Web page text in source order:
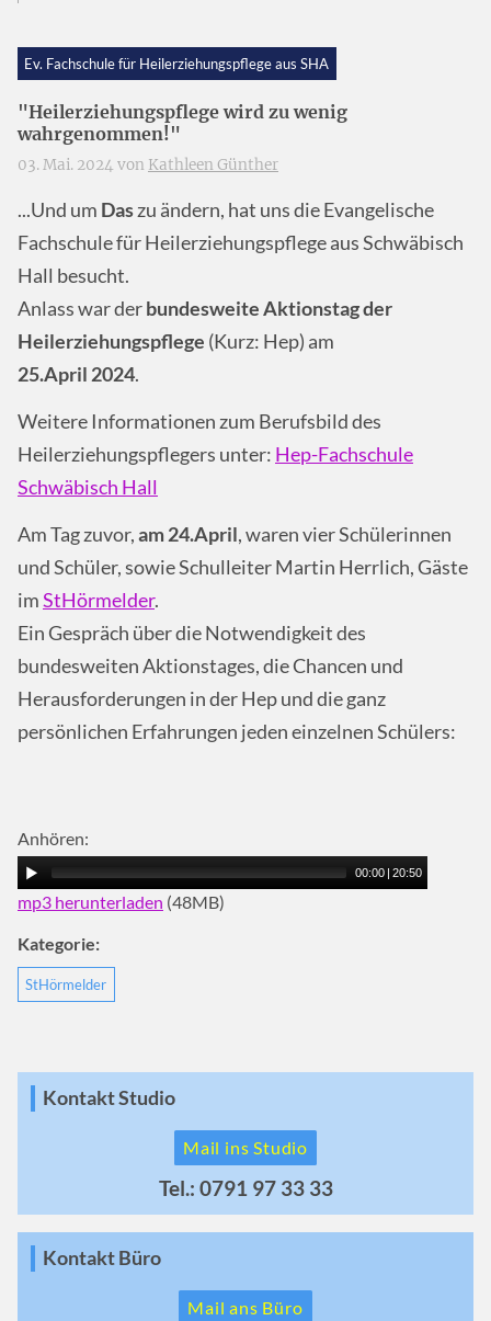
Ev. Fachschule für Heilerziehungspflege aus SHA
"Heilerziehungspflege wird zu wenig
wahrgenommen!"
03. Mai. 2024 von Kathleen Günther
...Und um Daszu ändern, hat uns die Evangelische
Fachschule für Heilerziehungspflege aus Schwäbisch
Hall besucht.
Anlass war derbundesweite Aktionstag der
Heilerziehungspflege (Kurz: Hep) am
25.April 2024.
Weitere Informationen zum Berufsbild des
Heilerziehungspflegers unter: Hep-Fachschule
Schwäbisch Hall
Am Tag zuvor,am 24.April, waren vier Schülerinnen
und Schüler, sowie Schulleiter Martin Herrlich, Gäste
imStHörmelder.
Ein Gespräch über die Notwendigkeit des
bundesweiten Aktionstages, die Chancen und
Herausforderungen in der Hep und die ganz
persönlichen Erfahrungen jeden einzelnen Schülers:
Anhören:
00:00 | 20:50
mp3 herunterladen (48MB)
Kategorie:
StHörmelder
Kontakt Studio
Mail ins Studio
Tel.: 0791 97 33 33
Kontakt Büro
Mail ans Büro